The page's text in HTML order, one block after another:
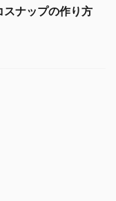
スナップの作り方